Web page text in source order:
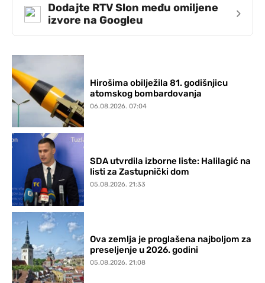
Dodajte RTV Slon među omiljene
izvore na Googleu
›
Hirošima obilježila 81. godišnjicu
atomskog bombardovanja
06.08.2026. 07:04
SDA utvrdila izborne liste: Halilagić na
listi za Zastupnički dom
05.08.2026. 21:33
Ova zemlja je proglašena najboljom za
preseljenje u 2026. godini
05.08.2026. 21:08